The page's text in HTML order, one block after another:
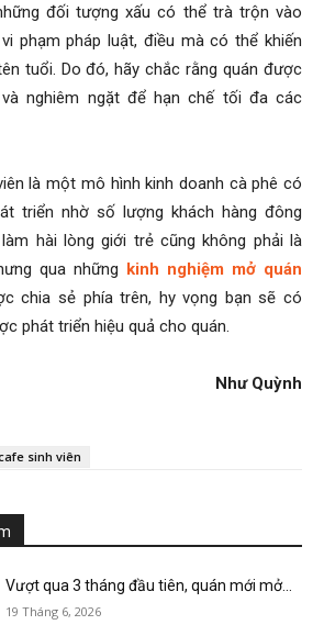
đối tượng xấu có thể trà trộn vào
phạm pháp luật, điều mà có thể khiến
tuổi. Do đó, hãy chắc rằng quán được
nghiêm ngặt để hạn chế tối đa các
là một mô hình kinh doanh cà phê có
triển nhờ số lượng khách hàng đông
hài lòng giới trẻ cũng không phải là
qua những kinh nghiệm mở quán
chia sẻ phía trên, hy vọng bạn sẽ có
phát triển hiệu quả cho quán.
Như Quỳnh
sinh viên
Vượt qua 3 tháng đầu tiên, quán mới mở...
19 Tháng 6, 2026